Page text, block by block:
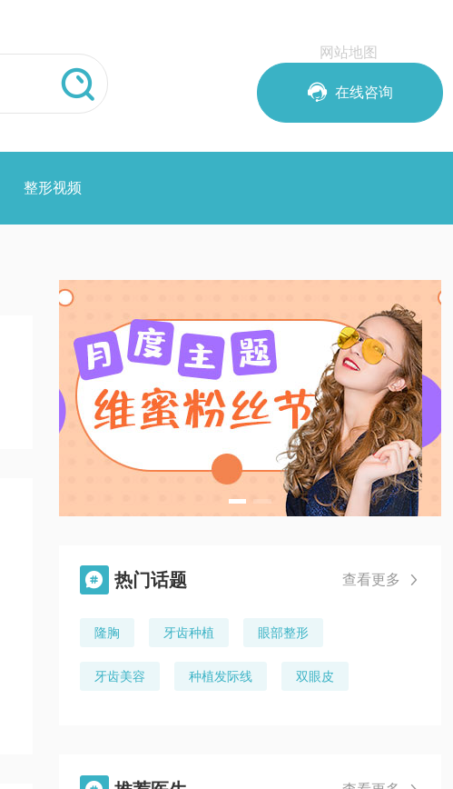

网站地图
 在线咨询
整形视频
 热门话题 查看更多 
隆胸 牙齿种植 眼部整形
牙齿美容 种植发际线 双眼皮